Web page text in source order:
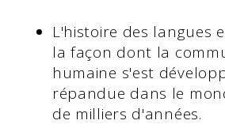
L'histoire des langues
la façon dont la
humaine s'est
répandue dans le
de milliers d'années.